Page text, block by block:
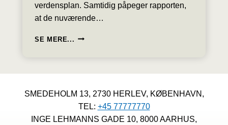
verdensplan. Samtidig påpeger rapporten,
at de nuværende…
SE MERE... GLOBAL
ÅRLIGT,
SIGER
STUDIE
SMEDEHOLM 13, 2730 HERLEV, KØBENHAVN,
TEL: +45 77777770
INGE LEHMANNS GADE 10, 8000 AARHUS,